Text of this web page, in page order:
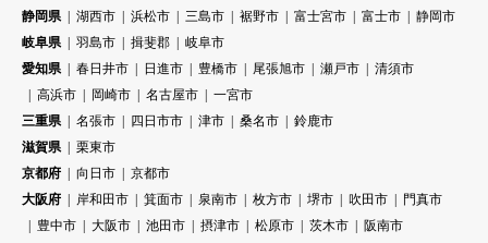
静岡県
湖西市 浜松市 三島市 裾野市 富士宮市 富士市
静岡市
岐阜県
羽島市 揖斐郡
岐阜市
愛知県
春日井市 日進市 豊橋市 尾張旭市 瀬戸市
清須市
高浜市
岡崎市 名古屋市
一宮市
三重県
名張市 四日市市 津市 桑名市
鈴鹿市
滋賀県
栗東市
京都府
向日市
京都市
大阪府
岸和田市 箕面市 泉南市 枚方市 堺市 吹田市
門真市
豊中市
大阪市 池田市 摂津市 松原市 茨木市
阪南市